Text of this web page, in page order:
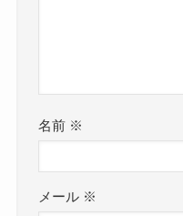
名前 ※
メール ※